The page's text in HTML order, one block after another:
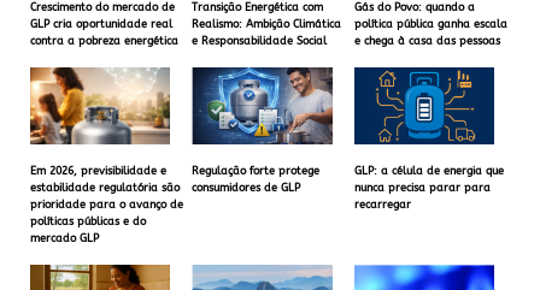
Crescimento do mercado de
GLP cria oportunidade real
contra a pobreza energética
Transição Energética com
Realismo: Ambição Climática
e Responsabilidade Social
Gás do Povo: quando a
política pública ganha escala
e chega à casa das pessoas
Em 2026, previsibilidade e
estabilidade regulatória são
prioridade para o avanço de
políticas públicas e do
mercado GLP
Regulação forte protege
consumidores de GLP
GLP: a célula de energia que
nunca precisa parar para
recarregar